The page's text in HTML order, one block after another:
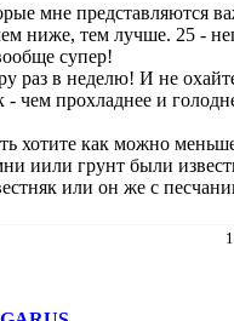
мне представляются
ниже, тем лучше. 25 -
супер!
раз в неделю! И не
- чем прохладнее и
хотите как можно
иили грунт были
или он же с